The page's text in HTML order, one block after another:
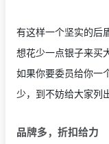
有这样一个坚实的后
想花少一点银子来买
如果你要委员给你一
少，到不妨给大家列
品牌多，折扣给力